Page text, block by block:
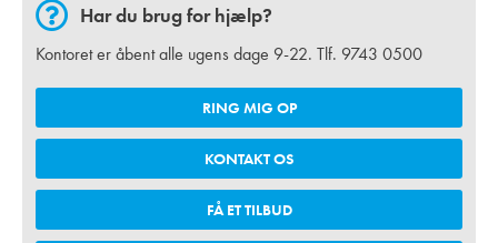
Har du brug for hjælp?
Kontoret er åbent alle ugens dage 9-22. Tlf. 9743 0500
RING MIG OP
KONTAKT OS
FÅ ET TILBUD